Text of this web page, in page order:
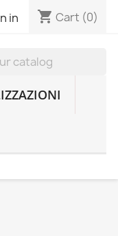
in shopping_cart Cart (0)